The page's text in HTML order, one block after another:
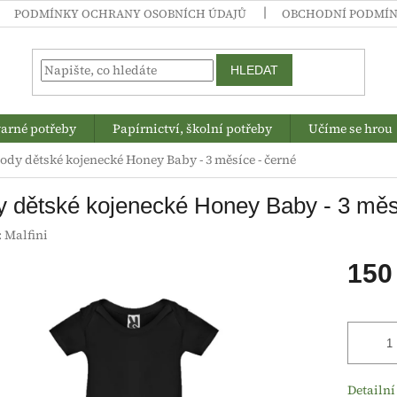
PODMÍNKY OCHRANY OSOBNÍCH ÚDAJŮ OBCHODNÍ
HLEDAT
potřeby Papírnictví, školní potřeby Učíme se hrou
dětské kojenecké Honey Baby - 3 měsíce - černé
dětské kojenecké Honey Baby - 3
Malfini
cena: